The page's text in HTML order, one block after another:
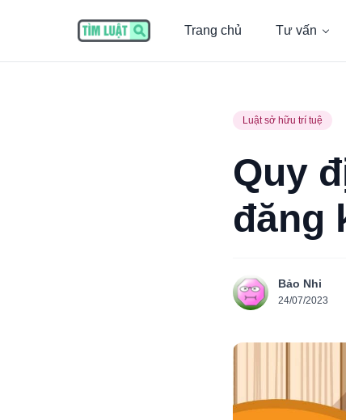
Trang chủ Tư vấn
Luật sở hữu trí tuệ
Quy
đăng
Bảo Nhi
24/07/2023